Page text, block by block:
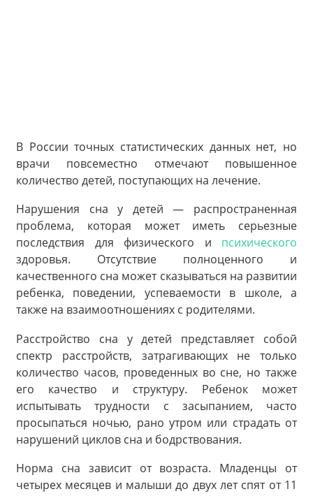
В России точных статистических данных нет, но
врачи повсеместно отмечают повышенное
количество детей, поступающих на лечение.
Нарушения сна у детей — распространенная
проблема, которая может иметь серьезные
последствия для физического и психического
здоровья. Отсутствие полноценного и
качественного сна может сказываться на развитии
ребенка, поведении, успеваемости в школе, а
также на взаимоотношениях с родителями.
Расстройство сна у детей представляет собой
спектр расстройств, затрагивающих не только
количество часов, проведенных во сне, но также
его качество и структуру. Ребенок может
испытывать трудности с засыпанием, часто
просыпаться ночью, рано утром или страдать от
нарушений циклов сна и бодрствования.
Норма сна зависит от возраста. Младенцы от
четырех месяцев и малыши до двух лет спят от 11